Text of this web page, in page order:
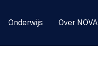
Onderwijs Over NOVA